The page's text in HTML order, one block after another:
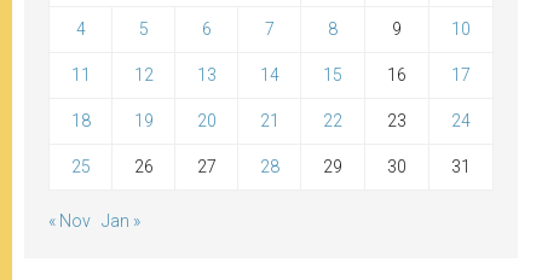
4 5 6 7 8 9 10
11 12 13 14 15 16 17
18 19 20 21 22 23 24
25 26 27 28 29 30 31
« Nov Jan »